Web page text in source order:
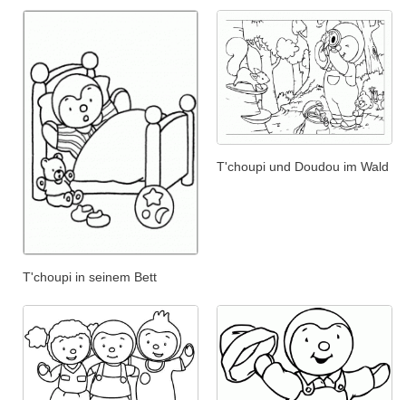
T'choupi in seinem Bett
T'choupi und Doudou im Wald